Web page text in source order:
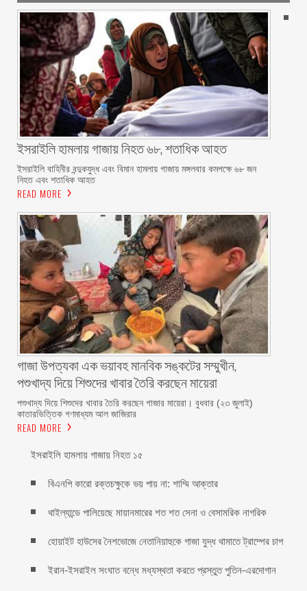
ইসরাইলি হামলায় গাজায় নিহত ৬৮, শতাধিক আহত
ইসরাইলি বাহিনীর বন্দুকযুদ্ধ এবং বিমান হামলায় গাজায় মঙ্গলবার কমপক্ষে ৬৮ জন
নিহত এবং শতাধিক আহত
READ MORE
গাজা উপত্যকা এক ভয়াবহ মানবিক সঙ্কটের সম্মুখীন,
পশুখাদ্য দিয়ে শিশুদের খাবার তৈরি করছেন মায়েরা
পশুখাদ্য দিয়ে শিশুদের খাবার তৈরি করছেন গাজার মায়েরা। বুধবার (২৩ জুলাই)
কাতারভিত্তিক গণমাধ্যম আল জাজিরার
READ MORE
ইসরাইলি হামলায় গাজায় নিহত ১৫
বিএনপি কারো রক্তচক্ষুকে ভয় পায় না: শাম্মি আক্তার
থাইল্যান্ডে পালিয়েছে মায়ানমারের শত শত সেনা ও বেসামরিক নাগরিক
হোয়াইট হাউসের নৈশভোজে নেতানিয়াহুকে গাজা যুদ্ধ থামাতে ট্রাম্পের চাপ
ইরান-ইসরাইল সংঘাত বন্ধে মধ্যস্থতা করতে প্রস্তুত পুতিন-এরদোগান